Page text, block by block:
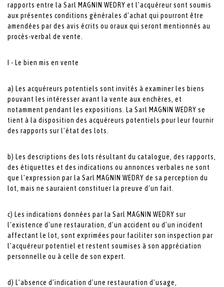
rapports entre la Sarl MAGNIN WEDRY et l’acquéreur sont soumis
aux présentes conditions générales d’achat qui pourront être
amendées par des avis écrits ou oraux qui seront mentionnés au
procès-verbal de vente.
I - Le bien mis en vente
a) Les acquéreurs potentiels sont invités à examiner les biens
pouvant les intéresser avant la vente aux enchères, et
notamment pendant les expositions. La Sarl MAGNIN WEDRY se
tient à la disposition des acquéreurs potentiels pour leur fournir
des rapports sur l’état des lots.
b) Les descriptions des lots résultant du catalogue, des rapports,
des étiquettes et des indications ou annonces verbales ne sont
que l’expression par la Sarl MAGNIN WEDRY de sa perception du
lot, mais ne sauraient constituer la preuve d’un fait.
c) Les indications données par la Sarl MAGNIN WEDRY sur
l’existence d’une restauration, d’un accident ou d’un incident
affectant le lot, sont exprimées pour faciliter son inspection par
l’acquéreur potentiel et restent soumises à son appréciation
personnelle ou à celle de son expert.
d) L’absence d’indication d’une restauration d’usage,